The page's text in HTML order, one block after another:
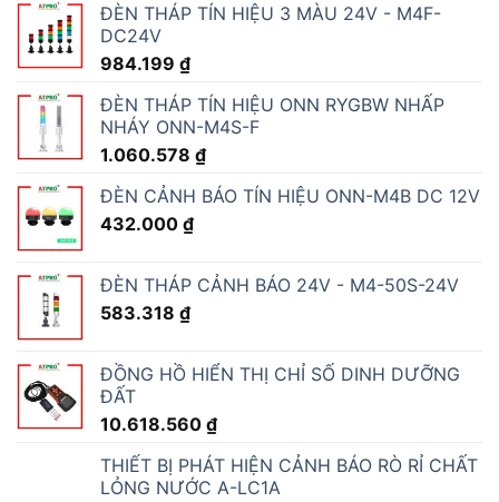
ĐÈN THÁP TÍN HIỆU 3 MÀU 24V - M4F-
DC24V
984.199 ₫
ĐÈN THÁP TÍN HIỆU ONN RYGBW NHẤP
NHÁY ONN-M4S-F
1.060.578 ₫
ĐÈN CẢNH BÁO TÍN HIỆU ONN-M4B DC 12V
432.000 ₫
ĐÈN THÁP CẢNH BÁO 24V - M4-50S-24V
583.318 ₫
ĐỒNG HỒ HIỂN THỊ CHỈ SỐ DINH DƯỠNG
ĐẤT
10.618.560 ₫
THIẾT BỊ PHÁT HIỆN CẢNH BÁO RÒ RỈ CHẤT
LỎNG NƯỚC A-LC1A